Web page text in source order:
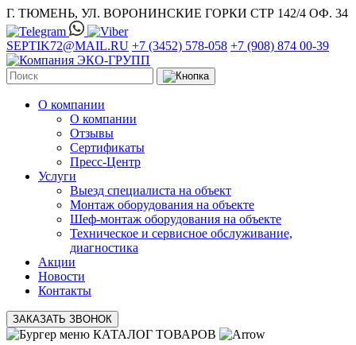
Г. ТЮМЕНЬ, УЛ. ВОРОНИНСКИЕ ГОРКИ СТР 142/4 ОФ. 34
SEPTIK72@MAIL.RU +7 (3452) 578-058 +7 (908) 874 00-39
О компании
О компании
Отзывы
Сертификаты
Пресс-Центр
Услуги
Выезд специалиста на объект
Монтаж оборудования на объекте
Шеф-монтаж оборудования на объекте
Техническое и сервисное обслуживание,
диагностика
Акции
Новости
Контакты
ЗАКАЗАТЬ ЗВОНОК
КАТАЛОГ ТОВАРОВ